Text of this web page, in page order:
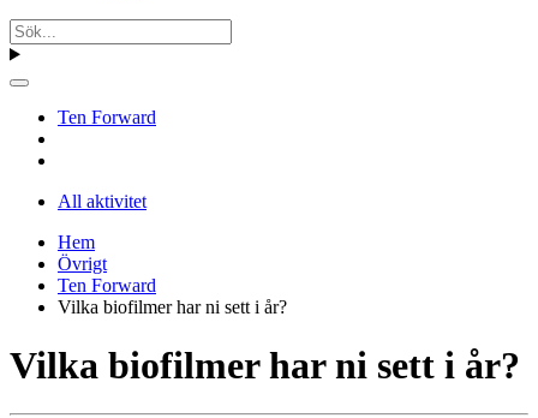
Ten Forward
All aktivitet
Hem
Övrigt
Ten Forward
Vilka biofilmer har ni sett i år?
Vilka biofilmer har ni sett i år?